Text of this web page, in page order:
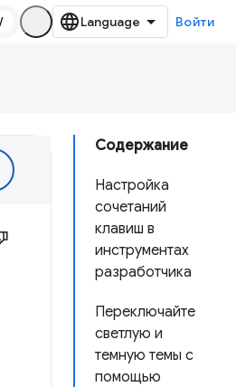
/ Войти
Содержание
Настройка
сочетаний
клавиш в
инструментах
разработчика
Переключайте
светлую и
темную темы с
помощью